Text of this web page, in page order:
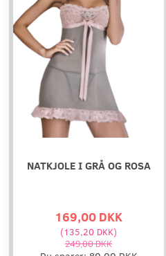
NATKJOLE I GRÅ OG ROSA
169,00 DKK
(135,20 DKK)
249,00 DKK